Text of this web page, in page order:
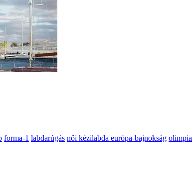
forma-1 labdarúgás női kézilabda európa-bajnokság olimpia